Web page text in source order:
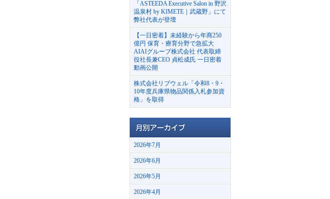
「ASTEEDA Executive Salon in 野沢
温泉村 by KIMETE｜武蔵野」にて
弊社代表が登壇
【一日密着】未経験から年商250
億円 保育・療育分野で急拡大
AIAIグループ株式会社 代表取締
役社長兼CEO 貞松成氏 一日密着
動画公開
株式会社リブウェル「令和8・9・
10年度兵庫県物品関係入札参加資
格」を取得
2026年7月
2026年6月
2026年5月
2026年4月